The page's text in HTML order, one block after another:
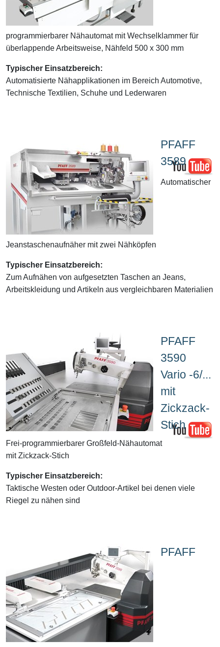
programmierbarer Nähautomat mit Wechselklammer für
überlappende Arbeitsweise, Nähfeld 500 x 300 mm
Typischer Einsatzbereich:
Automatisierte Nähapplikationen im Bereich Automotive,
Technische Textilien, Schuhe und Lederwaren
PFAFF
3589
Automatischer
Jeanstaschenaufnäher mit zwei Nähköpfen
Typischer Einsatzbereich:
Zum Aufnähen von aufgesetzten Taschen an Jeans,
Arbeitskleidung und Artikeln aus vergleichbaren Materialien
PFAFF
3590
Vario -6/...
mit
Zickzack-
Stich
Frei-programmierbarer Großfeld-Nähautomat
mit Zickzack-Stich
Typischer Einsatzbereich:
Taktische Westen oder Outdoor-Artikel bei denen viele
Riegel zu nähen sind
PFAFF